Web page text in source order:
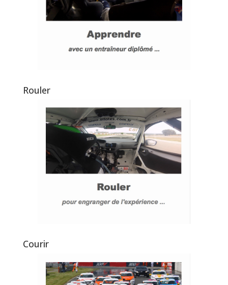
Rouler
Courir